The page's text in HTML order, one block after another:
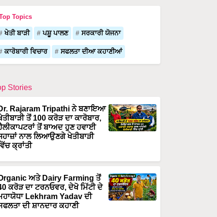
Topics
ਖੇਤੀ ਬਾੜੀ ਪਸ਼ੂ ਪਾਲਣ ਸਰਕਾਰੀ ਯੋਜਨਾ
ਕਾਰੋਬਾਰੀ ਵਿਚਾਰ ਸਫਲਤਾ ਦੀਆ ਕਹਾਣੀਆਂ
Stories
Rajaram Tripathi ਨੇ ਬਣਾਇਆ
ਤੋਂ 100 ਕਰੋੜ ਦਾ ਕਾਰੋਬਾਰ,
ਤੋਂ ਬਾਅਦ ਹੁਣ ਹਵਾਈ
ਨਾਲ ਲਿਆਉਣਗੇ ਖੇਤੀਬਾੜੀ
ਕ੍ਰਾਂਤੀ
ਅਤੇ Dairy Farming ਤੋਂ
ਕਰੋੜ ਦਾ ਟਰਨਓਵਰ, ਦੇਖੋ ਮਿੱਟੀ ਦੇ
Lekhram Yadav ਦੀ
ਦੀ ਸ਼ਾਨਦਾਰ ਕਹਾਣੀ